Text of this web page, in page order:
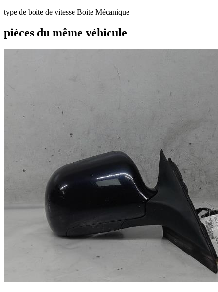
type de boite de vitesse Boite Mécanique
pièces du même véhicule